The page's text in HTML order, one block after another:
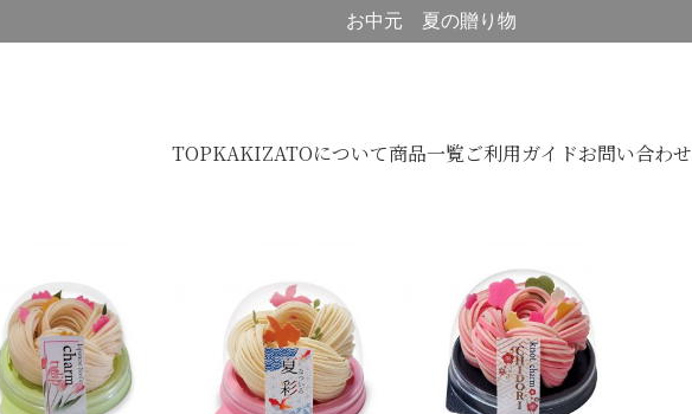
お中元 夏の贈り物
TOPKAKIZATOについて商品一覧ご利用ガイドお問い合わせ